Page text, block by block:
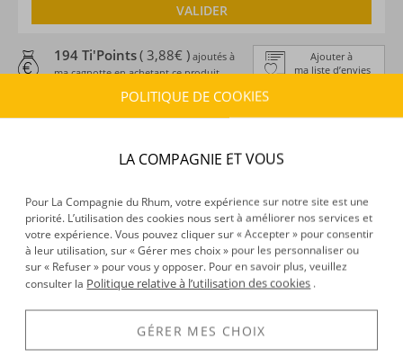
VALIDER
Ajouter à
ma liste d’envies
194 Ti'Points( 3,88€ ) ajoutés à
ma cagnotte en achetant ce produit
ESTIMATION DE LIVRAISON
À partir de 9,90 € (OFFERTS DÈS 150 € D’ACHAT
CARACTÉRISTIQUES DU PRODUIT
Type d’alcool :Rhum traditionnel
Provenance :Iles vierges américaines
Distillation :Colonne
Environnement de vieillissement :Tropical
POLITIQUE DE COOKIES
LA COMPAGNIE ET VOUS
Pour La Compagnie du Rhum, votre expérience sur notre site est une
priorité. L’utilisation des cookies nous sert à améliorer nos services et
votre expérience. Vous pouvez cliquer sur « Accepter » pour consentir
à leur utilisation, sur « Gérer mes choix » pour les personnaliser ou
sur « Refuser » pour vous y opposer. Pour en savoir plus, veuillez
consulter la Politique relative à l’utilisation des cookies .
GÉRER MES CHOIX